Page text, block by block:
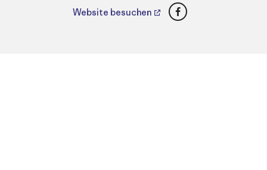
Website besuchen Facebook